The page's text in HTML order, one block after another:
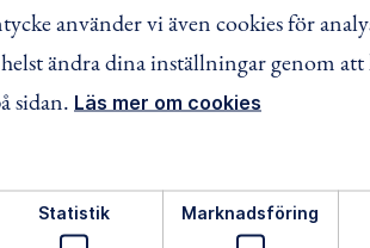
aktieutdelning
är du välkommen att kontakta
om ditt bidrag!
använder vi även cookies för
ändra dina inställningar genom att
sidan. Läs mer om cookies
Statistik Marknadsföring